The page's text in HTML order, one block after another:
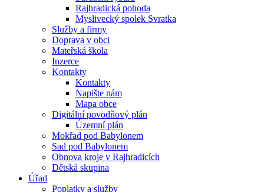
Rajhradická pohoda
Myslivecký spolek Svratka
Služby a firmy
Doprava v obci
Mateřská škola
Inzerce
Kontakty
Kontakty
Napište nám
Mapa obce
Digitální povodňový plán
Územní plán
Mokřad pod Babylonem
Sad pod Babylonem
Obnova kroje v Rajhradicích
Dětská skupina
Úřad
Poplatky a služby